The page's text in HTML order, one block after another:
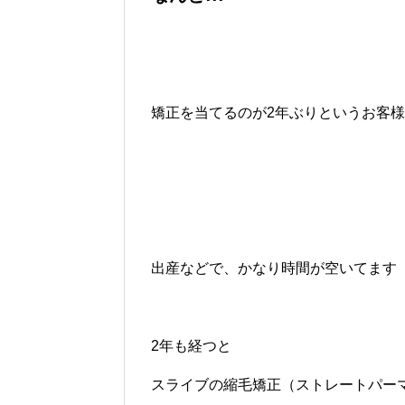
矯正を当てるのが2年ぶりというお客様
出産などで、かなり時間が空いてます
2年も経つと
スライブの縮毛矯正（ストレートパー